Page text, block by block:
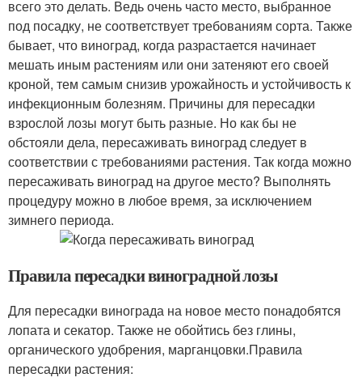
всего это делать. Ведь очень часто место, выбранное
под посадку, не соответствует требованиям сорта. Также
бывает, что виноград, когда разрастается начинает
мешать иным растениям или они затеняют его своей
кроной, тем самым снизив урожайность и устойчивость к
инфекционным болезням. Причины для пересадки
взрослой лозы могут быть разные. Но как бы не
обстояли дела, пересаживать виноград следует в
соответствии с требованиями растения. Так когда можно
пересаживать виноград на другое место? Выполнять
процедуру можно в любое время, за исключением
зимнего периода.
Правила пересадки виноградной лозы
Для пересадки винограда на новое место понадобятся
лопата и секатор. Также не обойтись без глины,
органического удобрения, марганцовки.Правила
пересадки растения: